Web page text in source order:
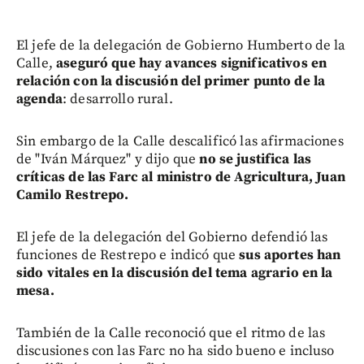
El jefe de la delegación de Gobierno Humberto de la
Calle,aseguró que hay avances significativos en
relación con la discusión del primer punto de la
agenda: desarrollo rural.
Sin embargo de la Calle descalificó las afirmaciones
de "Iván Márquez" y dijo queno se justifica las
críticas de las Farc al ministro de Agricultura, Juan
Camilo Restrepo.
El jefe de la delegación del Gobierno defendió las
funciones de Restrepo e indicó quesus aportes han
sido vitales en la discusión del tema agrario en la
mesa.
También de la Calle reconoció que el ritmo de las
discusiones con las Farc no ha sido bueno e incluso